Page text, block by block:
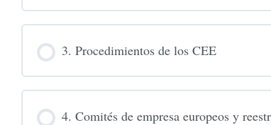
3. Procedimientos de los CEE
4. Comités de empresa europeos y